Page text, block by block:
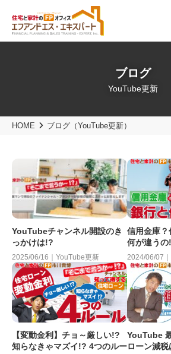
ブログ
YouTube更新
HOME ブログ（YouTube更新）
YouTubeチャンネル開設のき
っかけは!?
2025/06/16｜YouTube更新
信用金庫？
何が違うの
2024/06/07
【変動金利】チョ～厳しい!?
知らなきゃマズイ!? 4つのルー
YouTube
ローン減税